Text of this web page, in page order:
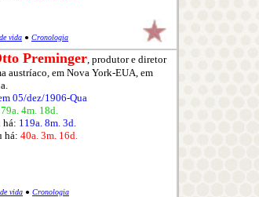
vida ● Cronologia
Preminger, produtor e diretor
austríaco, em Nova York-EUA, em
05/dez/1906-Qua
79a. 4m. 18d.
há: 119a. 8m. 3d.
há: 40a. 3m. 16d.
vida ● Cronologia